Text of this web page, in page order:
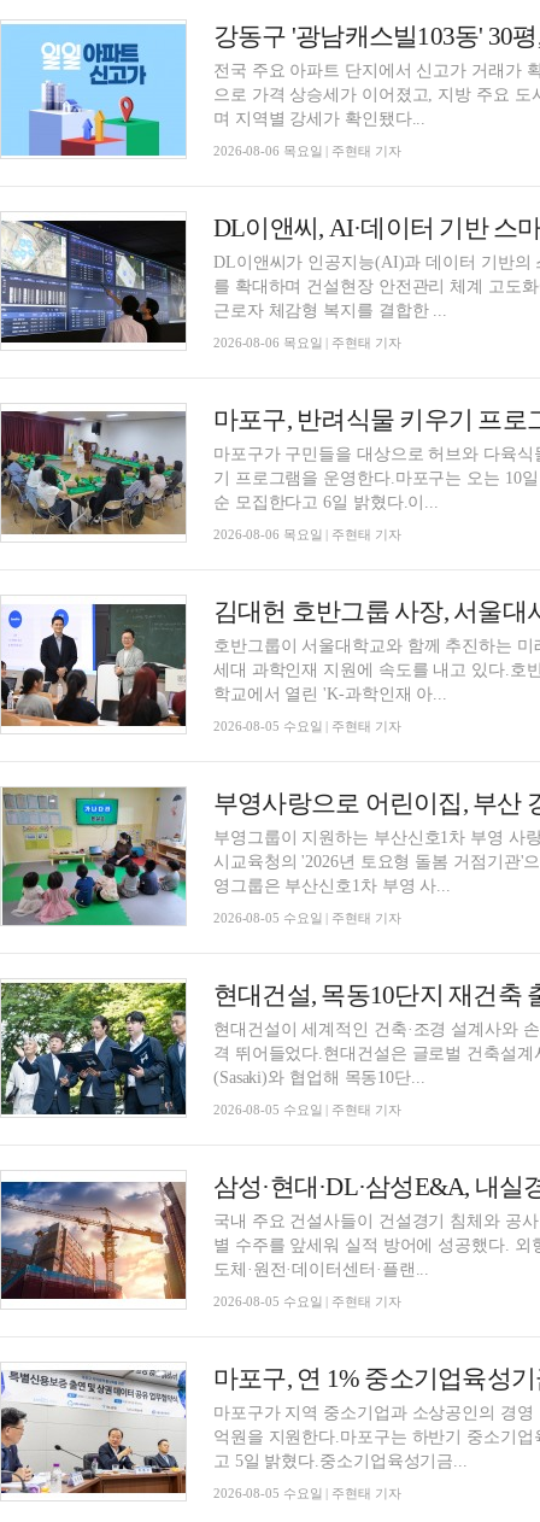
전국 주요 아파트 단지에서 신고가 거래가
으로 가격 상승세가 이어졌고, 지방 주요
며 지역별 강세가 확인됐다...
2026-08-06 목요일 | 주현태 기자
DL이앤씨가 인공지능(AI)과 데이터 기반의
를 확대하며 건설현장 안전관리 체계 고도
근로자 체감형 복지를 결합한 ...
2026-08-06 목요일 | 주현태 기자
마포구, 반려식물 키우기 프
마포구가 구민들을 대상으로 허브와 다육
기 프로그램을 운영한다.마포구는 오는 10
순 모집한다고 6일 밝혔다.이...
2026-08-06 목요일 | 주현태 기자
호반그룹이 서울대학교와 함께 추진하는
세대 과학인재 지원에 속도를 내고 있다.호
학교에서 열린 'K-과학인재 아...
2026-08-05 수요일 | 주현태 기자
부영그룹이 지원하는 부산신호1차 부영 사
시교육청의 '2026년 토요형 돌봄 거점기관'
영그룹은 부산신호1차 부영 사...
2026-08-05 수요일 | 주현태 기자
현대건설이 세계적인 건축·조경 설계사와
격 뛰어들었다.현대건설은 글로벌 건축설
(Sasaki)와 협업해 목동10단...
2026-08-05 수요일 | 주현태 기자
국내 주요 건설사들이 건설경기 침체와 공
별 수주를 앞세워 실적 방어에 성공했다.
도체·원전·데이터센터·플랜...
2026-08-05 수요일 | 주현태 기자
마포구, 연 1% 중소기업육성
마포구가 지역 중소기업과 소상공인의 경
억원을 지원한다.마포구는 하반기 중소기
고 5일 밝혔다.중소기업육성기금...
2026-08-05 수요일 | 주현태 기자